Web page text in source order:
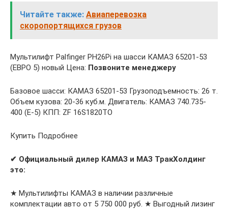
Читайте также: Авиаперевозка
скоропортящихся грузов
Мультилифт Palfinger PH26Pi на шасси КАМАЗ 65201-53
(ЕВРО 5) новый Цена: Позвоните менеджеру
Базовое шасси: КАМАЗ 65201-53 Грузоподъемность: 26 т.
Объем кузова: 20-36 куб.м. Двигатель: КАМАЗ 740.735-
400 (Е-5) КПП: ZF 16S1820TO
Купить Подробнее
✔ Официальный дилер КАМАЗ и МАЗ ТракХолдинг
это:
★ Мультилифты КАМАЗ в наличии различные
комплектации авто от 5 750 000 руб. ★ Выгодный лизинг